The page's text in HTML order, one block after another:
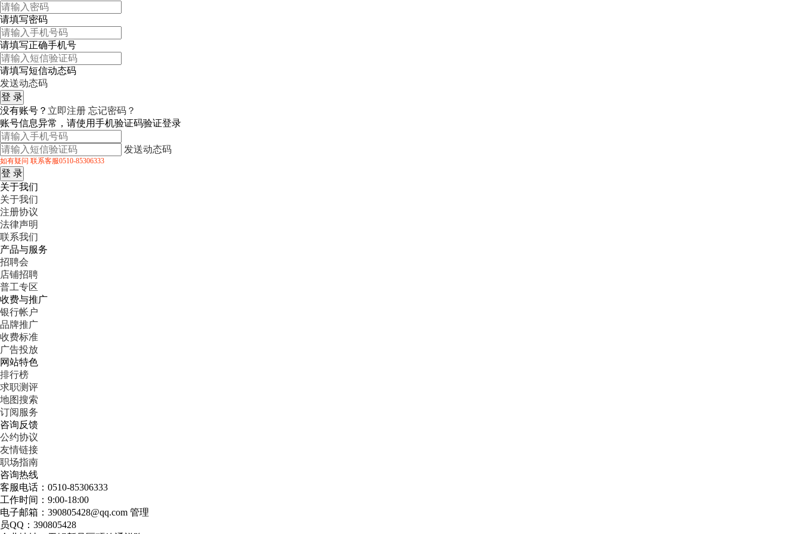
请填写密码
请填写正确手机号
请填写短信动态码
发送动态码
没有账号？ 立即注册 忘记密码？
账号信息异常，请使用手机验证码验证登录
发送动态码
如有疑问 联系客服0510-85306333
关于我们
关于我们
注册协议
法律声明
联系我们
产品与服务
招聘会
店铺招聘
普工专区
收费与推广
银行帐户
品牌推广
收费标准
广告投放
网站特色
排行榜
求职测评
地图搜索
订阅服务
咨询反馈
公约协议
友情链接
职场指南
咨询热线
客服电话：0510-85306333
工作时间：9:00-18:00
电子邮箱：390805428@qq.com 管理
员QQ：390805428